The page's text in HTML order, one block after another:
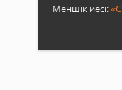
Меншік иесі: